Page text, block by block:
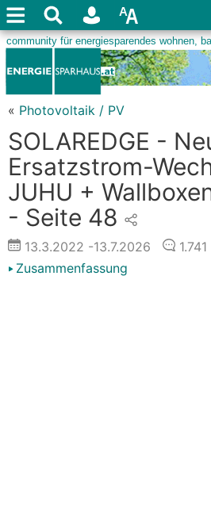
« Photovoltaik / PV
SOLAREDGE -
Ersatzstrom-
JUHU +
- Seite 48
13.3.2022 -13.7.2026 1.741
Zusammenfassung